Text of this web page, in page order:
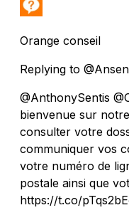
Orange conseil
Replying to
@AnthonySentis
bienvenue sur
consulter votre
communiquer vos
votre numéro de
postale ainsi que
https://t.co/